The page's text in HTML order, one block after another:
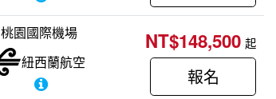
桃園國際機場
紐西蘭航空
NT$148,500 起
報名